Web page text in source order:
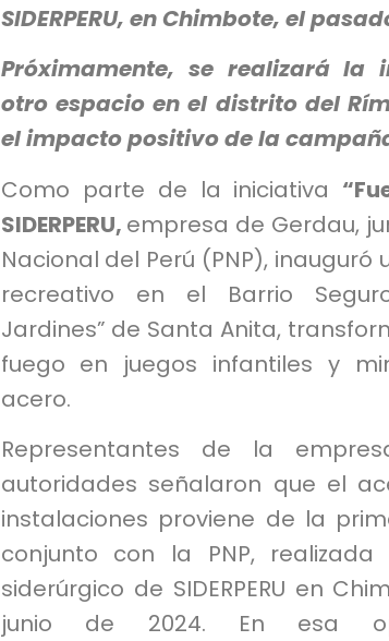
SIDERPERU, en Chimbote, el
Próximamente, se realizará la
otro espacio en el distrito del
el impacto positivo de la
Como parte de la iniciativa
SIDERPERU, empresa de Gerdau,
Nacional del Perú (PNP), inauguró
recreativo en el Barrio
Jardines” de Santa Anita,
fuego en juegos infantiles y
acero.
Representantes de la
autoridades señalaron que el
instalaciones proviene de la
conjunto con la PNP,
siderúrgico de SIDERPERU en
junio de 2024. En esa